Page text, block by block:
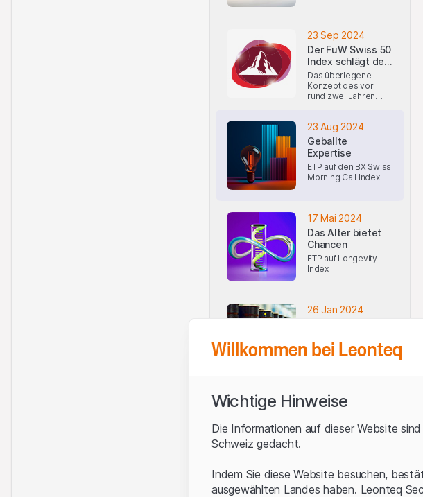
23 Sep 2024
Der FuW Swiss 50
Index schlägt den
SMI klar
Das überlegene
Konzept des vor
rund zwei Jahren
Anleger aus.
23 Aug 2024
Geballte
Expertise
ETP auf den BX Swiss
Morning Call Index
17 Mai 2024
Das Alter bietet
Chancen
ETP auf Longevity
Index
26 Jan 2024
ETP+ auf den
Leonteq Brent Crude
12 Jan 2024
Swiss 50 Index
04 Dez 2023
Willkommen bei Leonteq
Wichtige Hinweise
Die Informationen auf dieser Website
Schweiz gedacht.
Indem Sie diese Website besuchen,
ausgewählten Landes haben. Leonteq